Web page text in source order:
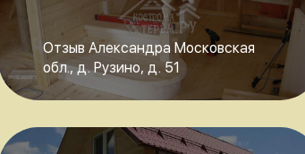
Отзыв Александра Московская
обл., д. Рузино, д. 51